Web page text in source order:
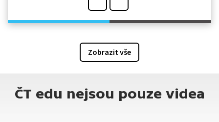
Zobrazit vše
ČT edu nejsou pouze videa